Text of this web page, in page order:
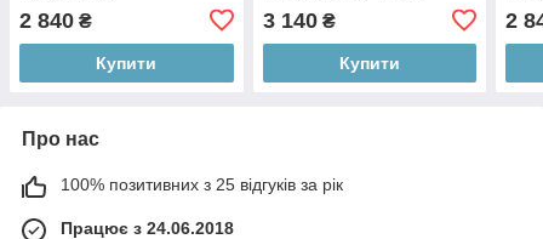
2 840 ₴
Купити
3 140₴
Купити
2
Про нас
100% позитивних з 25 відгуків за рік
Працює з 24.06.2018